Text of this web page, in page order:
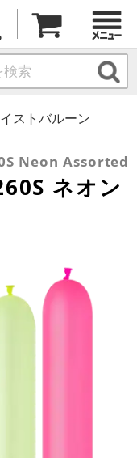
ストバルーン
Neon Assorted
ネオン